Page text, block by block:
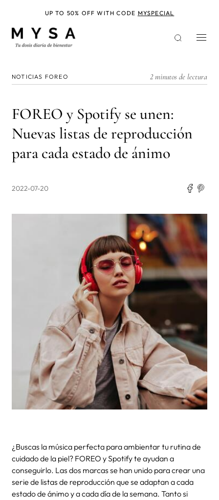
NOTICIAS FOREO 2 minutos de lectura
FOREO y Spotify se unen:
Nuevas listas de reproducción
para cada estado de ánimo
2022-07-20
¿Buscas la música perfecta para ambientar tu rutina de
cuidado de la piel? FOREO y Spotify te ayudan a
conseguirlo. Las dos marcas se han unido para crear una
serie de listas de reproducción que se adaptan a cada
estado de ánimo y a cada día de la semana. Tanto si
UP TO 50% OFF WITH CODE MYSPECIAL